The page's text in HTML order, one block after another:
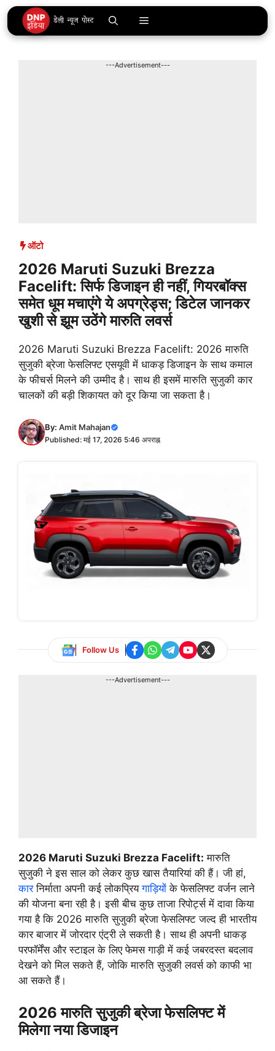
Skip
to
content
Menu
---Advertisement---
ऑटो
2026 Maruti Suzuki Brezza
Facelift: सिर्फ डिजाइन ही नहीं, गियरबॉक्स
समेत धूम मचाएंगे ये अपग्रेड्स; डिटेल जानकर
खुशी से झूम उठेंगे मारुति लवर्स
2026 Maruti Suzuki Brezza Facelift: 2026 मारुति
सुजुकी ब्रेजा फेसलिफ्ट एसयूवी में धाकड़ डिजाइन के साथ कमाल
के फीचर्स मिलने की उम्मीद है। साथ ही इसमें मारुति सुजुकी कार
चालकों की बड़ी शिकायत को दूर किया जा सकता है।
By: Amit Mahajan
Published: मई 17, 2026 5:46 अपराह्न
Follow Us
---Advertisement---
2026 Maruti Suzuki Brezza Facelift: मारुति
सुजुकी ने इस साल को लेकर कुछ खास तैयारियां की हैं। जी हां,
कारनिर्माता अपनी कई लोकप्रियगाड़ियों के फेसलिफ्ट वर्जन लाने
की योजना बना रही है। इसी बीच कुछ ताजा रिपोर्ट्स में दावा किया
गया है कि 2026 मारुति सुजुकी ब्रेजा फेसलिफ्ट जल्द ही भारतीय
कार बाजार में जोरदार एंट्री ले सकती है। साथ ही अपनी धाकड़
परफॉर्मेंस और स्टाइल के लिए फेमस गाड़ी में कई जबरदस्त बदलाव
देखने को मिल सकते हैं, जोकि मारुति सुजुकी लवर्स को काफी भा
आ सकते हैं।
2026 मारुति सुजुकी ब्रेजा फेसलिफ्ट में
मिलेगा नया डिजाइन